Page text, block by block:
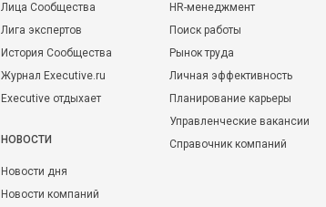
Лица Сообщества
Лига экспертов
История Сообщества
Журнал Executive.ru
Executive отдыхает
НОВОСТИ
Новости дня
Новости компаний
HR-менеджмент
Поиск работы
Рынок труда
Личная эффективность
Планирование карьеры
Управленческие вакансии
Справочник компаний